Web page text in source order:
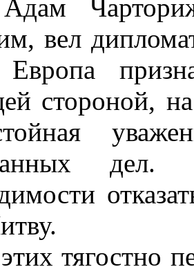
вел
стороной, на
тягостно